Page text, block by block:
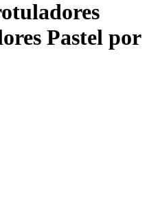
Pastel por